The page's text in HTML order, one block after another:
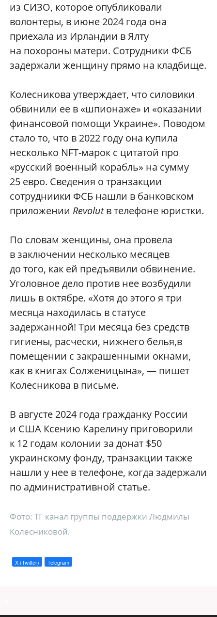
из СИЗО, которое опубликовали
волонтеры, в июне 2024 года она
приехала из Ирландии в Ялту
на похороны матери. Сотрудники ФСБ
задержали женщину прямо на кладбище.
Колесникова утверждает, что силовики
обвинили ее в «шпионаже» и «оказании
финансовой помощи Украине». Поводом
стало то, что в 2022 году она купила
несколько NFT-марок с цитатой про
«русский военный корабль» на сумму
25 евро. Сведения о транзакции
сотрудниики ФСБ нашли в банковском
приложении Revolutв телефоне юристки.
По словам женщины, она провела
в заключении несколько месяцев
до того, как ей предъявили обвинение.
Уголовное дело против нее возбудили
лишь в октябре. «Хотя до этого я три
месяца находилась в статусе
задержанной! Три месяца без средств
гигиены, расчески, нижнего белья,в
помещении с закрашенными окнами,
как в книгах Солженицына», — пишет
Колесникова в письме.
В августе 2024 года гражданку России
и США Ксению Карелину приговорили
к 12 годам колонии за донат $50
украинскому фонду, транзакции также
нашли у нее в телефоне, когда задержали
по административной статье.
Фото: ТГ канал группы поддержки Людмилы
Колесниковой.
X (Twitter) Telegram